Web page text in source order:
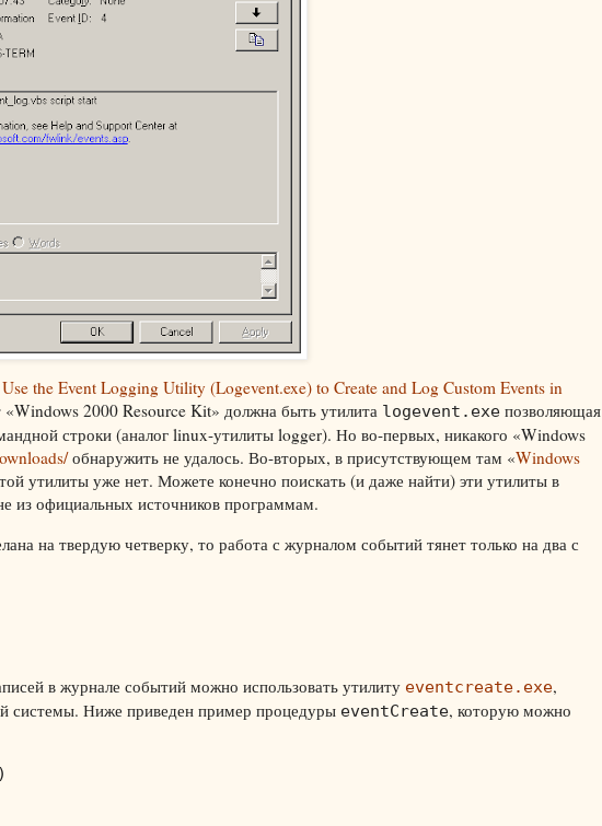
the Event Logging Utility (Logevent.exe) to Create and Log Custom Events in
«Windows 2000 Resource Kit» должна быть утилита logevent.exe позволяющая
строки (аналог linux-утилиты logger). Но во-первых, никакого «Windows
обнаружить не удалось. Во-вторых, в присутствующем там «Windows
утилиты уже нет. Можете конечно поискать (и даже найти) эти утилиты в
из официальных источников программам.
на твердую четверку, то работа с журналом событий тянет только на два с
в журнале событий можно использовать утилиту eventcreate.exe,
системы. Ниже приведен пример процедуры eventCreate, которую можно